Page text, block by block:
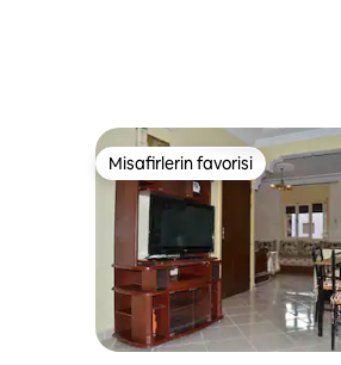
Misafirlerin favorisi
Misafirlerin favorisi